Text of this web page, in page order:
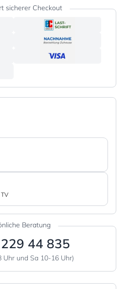
sicherer Checkout
Beratung
44 835
Uhr und Sa 10-16 Uhr)